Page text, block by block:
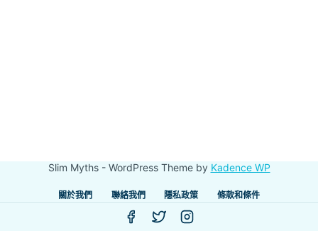
Slim Myths - WordPress Theme by Kadence WP
關於我們 聯絡我們 隱私政策 條款和條件